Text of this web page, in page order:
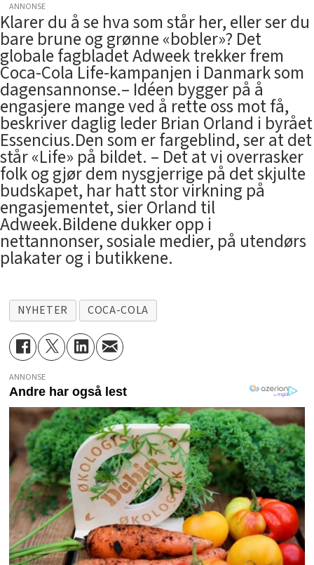
ANNONSE
Klarer du å se hva som står her, eller ser du
bare brune og grønne «bobler»? Det
globale fagbladet Adweek trekker frem
Coca-Cola Life-kampanjen i Danmark som
dagensannonse.– Idéen bygger på å
engasjere mange ved å rette oss mot få,
beskriver daglig leder Brian Orland i byrået
Essencius.Den som er fargeblind, ser at det
står «Life» på bildet. – Det at vi overrasker
folk og gjør dem nysgjerrige på det skjulte
budskapet, har hatt stor virkning på
engasjementet, sier Orland til
Adweek.Bildene dukker opp i
nettannonser, sosiale medier, på utendørs
plakater og i butikkene.
NYHETER COCA-COLA
ANNONSE